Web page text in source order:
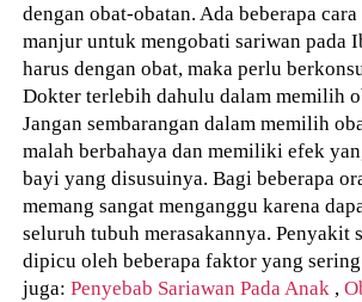
dengan obat-obatan. Ada beberapa
manjur untuk mengobati sariwan pada
harus dengan obat, maka perlu
Dokter terlebih dahulu dalam memilih
Jangan sembarangan dalam memilih
malah berbahaya dan memiliki efek
bayi yang disusuinya. Bagi beberapa
memang sangat menganggu karena
seluruh tubuh merasakannya. Penyakit
dipicu oleh beberapa faktor yang
juga:Penyebab Sariawan Pada Anak ,